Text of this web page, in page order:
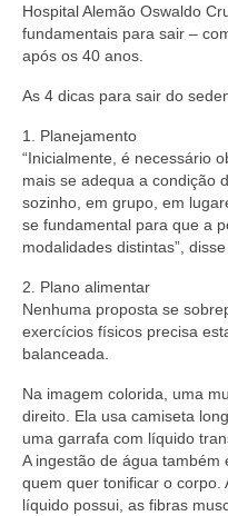
Contato
Hospital Alemão Oswaldo
fundamentais para sair –
após os 40 anos.
As 4 dicas para sair do
1. Planejamento
“Inicialmente, é necessário
mais se adequa a condição
sozinho, em grupo, em
se fundamental para que a
modalidades distintas”,
2. Plano alimentar
Nenhuma proposta se
exercícios físicos precisa
balanceada.
Na imagem colorida, uma
direito. Ela usa camiseta
uma garrafa com líquido
A ingestão de água
quem quer tonificar o corpo.
líquido possui, as fibras